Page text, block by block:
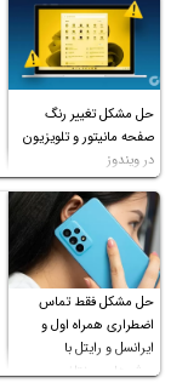
حل مشکل تغییر رنگ
صفحه مانیتور و تلویزیون
در ویندوز
حل مشکل فقط تماس
اضطراری همراه اول و
ایرانسل و رایتل با
روش‌های مختلف